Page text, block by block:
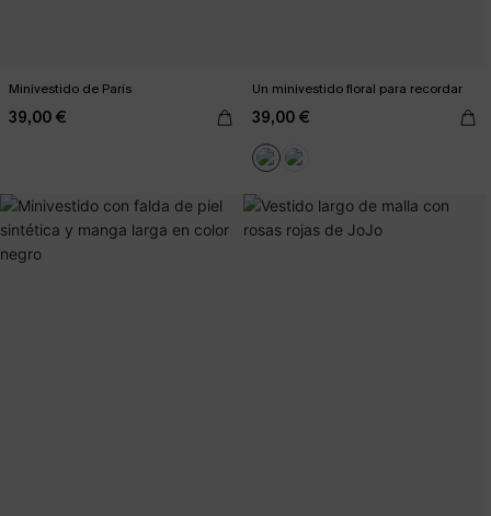
Minivestido de París
39,00 €
Un minivestido floral para recordar
39,00 €